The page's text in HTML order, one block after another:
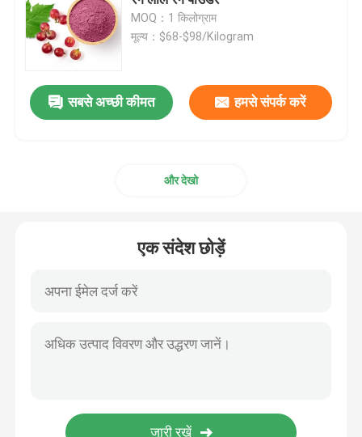
स्वाद और सुगंध
सिंथेटिक स्वाद
मीठा करने वाला
मोनोमर स्वाद
MOQ：1 किलोग्राम
मूल्य：$68-$98/Kilogram
सबसे अच्छी कीमत हमसे संपर्क करें
और देखो
एक संदेश छोड़ें